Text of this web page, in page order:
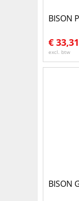
BISON
€ 33,31
excl. btw
BISON